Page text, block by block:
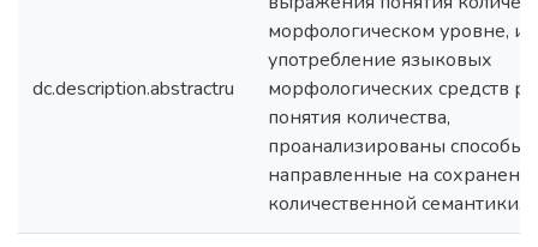
dc.description.abstractru
морфологическом уровне,
употребление языковых
морфологических средств
понятия количества,
проанализированы способы
направленные на
количественной семантики.